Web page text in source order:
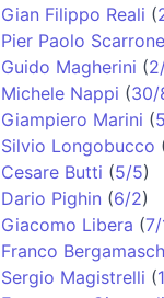
Gian Filippo Reali (
Pier Paolo Scarrone
Guido Magherini (
Michele Nappi (30/
Giampiero Marini (
Silvio Longobucco
Cesare Butti (5/5)
Dario Pighin (6/2)
Giacomo Libera (7/
Franco
Sergio Magistrelli (